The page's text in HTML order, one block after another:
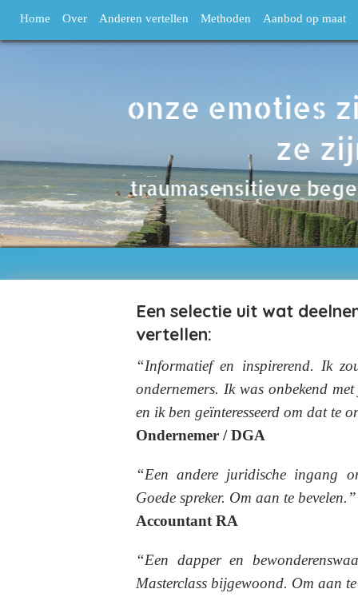
Home Over Anderen vertellen Methoden Aanbod op maat
Een selectie uit wat
vertellen:
“Informatief en inspirerend. Ik
ondernemers. Ik was onbekend
en ik ben geïnteresseerd om dat te
Ondernemer / DGA
“Een andere juridische ingang
Goede spreker. Om aan te bevelen.”
Accountant RA
“Een dapper en
Masterclass bijgewoond. Om aan